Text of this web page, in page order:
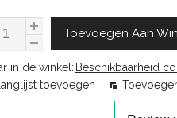
Toevoegen Aan
in de winkel: Beschikbaarheid
toevoegen